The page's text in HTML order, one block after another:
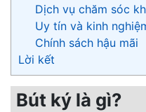
Dịch vụ chăm sóc
Uy tín và kinh
Chính sách hậu mãi
Lời kết
Bút ký là gì?